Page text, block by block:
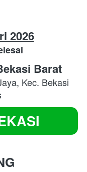
2026
Barat
Kec. Bekasi